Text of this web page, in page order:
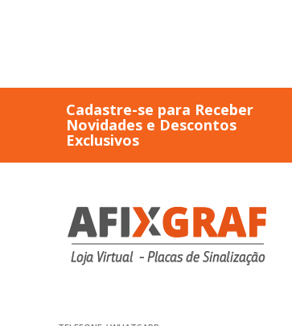
Cadastre-se para Receber
Novidades e Descontos
Exclusivos